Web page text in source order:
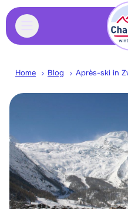
Home Blog Après-ski in